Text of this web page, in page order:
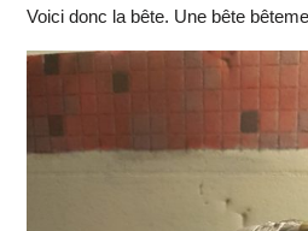
Voici donc la bête. Une bête